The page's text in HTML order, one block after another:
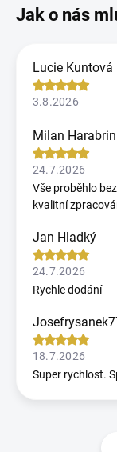
Lucie Kuntová
3.8.2026
Milan Harabrin
24.7.2026
Vše proběhlo
kvalitní
Jan Hladký
24.7.2026
Rychle dodání
18.7.2026
Super rychlost.